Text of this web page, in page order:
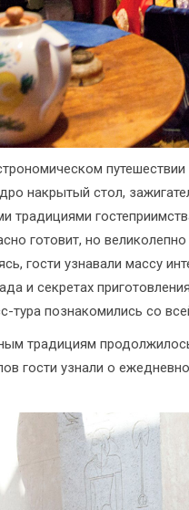
путешествии
накрытый стол,
традициями
готовит, но
гости узнавали массу
и секретах
тура познакомились со
традициям
гости узнали о